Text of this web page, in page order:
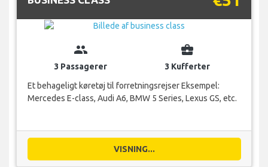
group
3 Passagerer
business_center
3 Kufferter
Et behageligt køretøj til forretningsrejser Eksempel:
Mercedes E-class, Audi A6, BMW 5 Series, Lexus GS, etc.
VISNING...